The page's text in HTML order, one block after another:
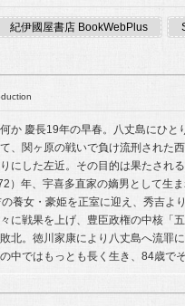
紀伊國屋書店 BookWebPlus
か 慶長19年の早春。八丈島にひ
、関ヶ原の戦いで負け流刑された
にした左近。その目的は果たされ
）年、宇喜多直家の嫡男として生
養女・豪姫を正室に迎え、秀吉よ
に戦果を上げ、豊臣政権の中核「
北。徳川家康により八丈島へ流罪
中ではもっとも長く生き、84歳で